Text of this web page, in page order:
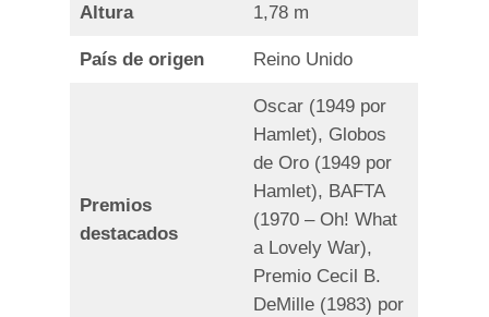
Altura 1,78 m
País de origen Reino Unido
Premios
destacados
Oscar (1949 por
Hamlet), Globos
de Oro (1949 por
Hamlet), BAFTA
(1970 – Oh! What
a Lovely War),
Premio Cecil B.
DeMille (1983) por